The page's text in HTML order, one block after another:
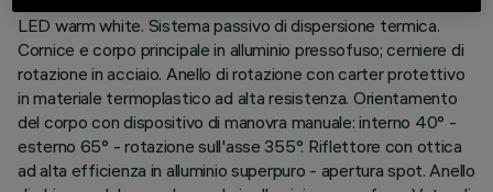
LED warm white. Sistema passivo di dispersione termica.
Cornice e corpo principale in alluminio pressofuso; cerniere di
rotazione in acciaio. Anello di rotazione con carter protettivo
in materiale termoplastico ad alta resistenza. Orientamento
del corpo con dispositivo di manovra manuale: interno 40° -
esterno 65° - rotazione sull'asse 355°. Riflettore con ottica
ad alta efficienza in alluminio superpuro - apertura spot. Anello